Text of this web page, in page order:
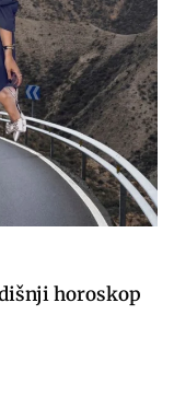
horoskop